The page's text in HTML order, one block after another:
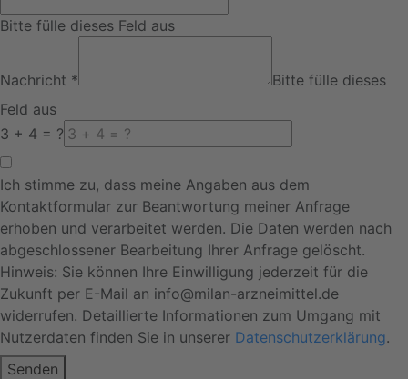
Bitte fülle dieses Feld aus
Nachricht *
Bitte fülle dieses
Feld aus
3 + 4 = ?
Ich stimme zu, dass meine Angaben aus dem
Kontaktformular zur Beantwortung meiner Anfrage
erhoben und verarbeitet werden. Die Daten werden nach
abgeschlossener Bearbeitung Ihrer Anfrage gelöscht.
Hinweis: Sie können Ihre Einwilligung jederzeit für die
Zukunft per E-Mail an info@milan-arzneimittel.de
widerrufen. Detaillierte Informationen zum Umgang mit
Nutzerdaten finden Sie in unserer Datenschutzerklärung.
Senden